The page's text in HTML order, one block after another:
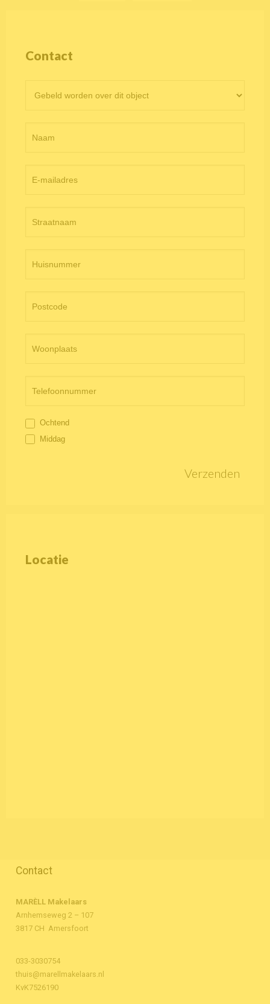
Contact
objectpagina
Ochtend
Middag
Verzenden
Locatie
Contact
MARÈLL Makelaars
Arnhemseweg 2 – 107
3817 CH Amersfoort
033-3030754
thuis@marellmakelaars.nl
KvK7526190